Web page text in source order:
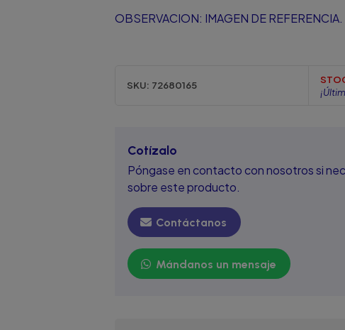
OBSERVACION: IMAGEN DE REFERENCIA.
SKU: 72680165
Cotízalo
Póngase en contacto con nosotros si
sobre este producto.
Contáctanos
Mándanos un mensaje